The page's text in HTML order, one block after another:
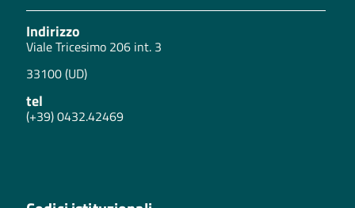
Indirizzo
Viale Tricesimo 206 int. 3
33100 (UD)
tel
(+39) 0432.42469